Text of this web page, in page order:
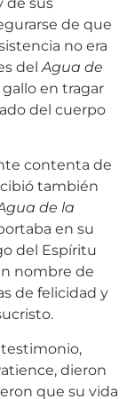
de que
no era
del Agua de
en tragar
del cuerpo
contenta de
también
de la
en su
del Espíritu
nombre de
de felicidad y
dieron
que su vida